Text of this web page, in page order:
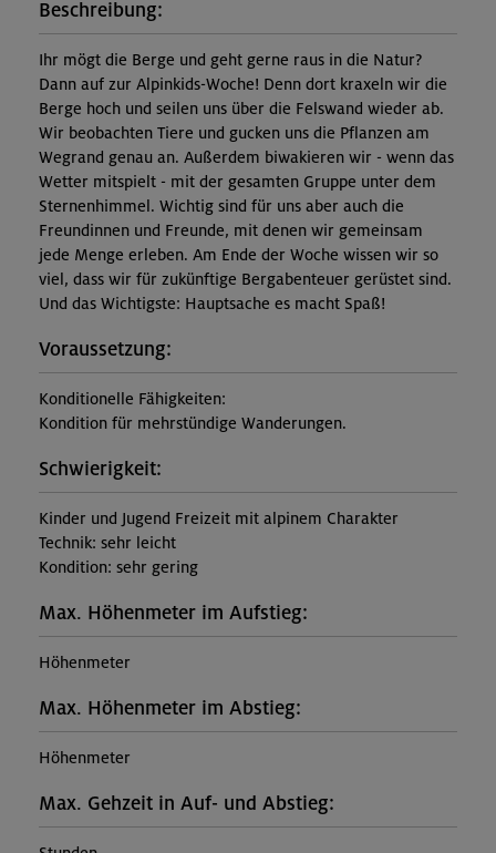
Beschreibung:
Ihr mögt die Berge und geht gerne raus in die Natur?
Dann auf zur Alpinkids-Woche! Denn dort kraxeln wir die
Berge hoch und seilen uns über die Felswand wieder ab.
Wir beobachten Tiere und gucken uns die Pflanzen am
Wegrand genau an. Außerdem biwakieren wir - wenn das
Wetter mitspielt - mit der gesamten Gruppe unter dem
Sternenhimmel. Wichtig sind für uns aber auch die
Freundinnen und Freunde, mit denen wir gemeinsam
jede Menge erleben. Am Ende der Woche wissen wir so
viel, dass wir für zukünftige Bergabenteuer gerüstet sind.
Und das Wichtigste: Hauptsache es macht Spaß!
Voraussetzung:
Konditionelle Fähigkeiten:
Kondition für mehrstündige Wanderungen.
Schwierigkeit:
Kinder und Jugend Freizeit mit alpinem Charakter
Technik: sehr leicht
Kondition: sehr gering
Max. Höhenmeter im Aufstieg:
Höhenmeter
Max. Höhenmeter im Abstieg:
Höhenmeter
Max. Gehzeit in Auf- und Abstieg: